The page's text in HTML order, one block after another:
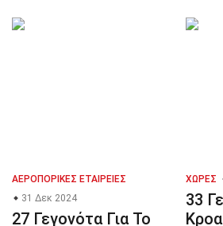
ΑΕΡΟΠΟΡΙΚΈΣ ΕΤΑΙΡΕΊΕΣ
31 Δεκ 2024
27 Γεγονότα Για Το
ΧΏΡΕΣ
33